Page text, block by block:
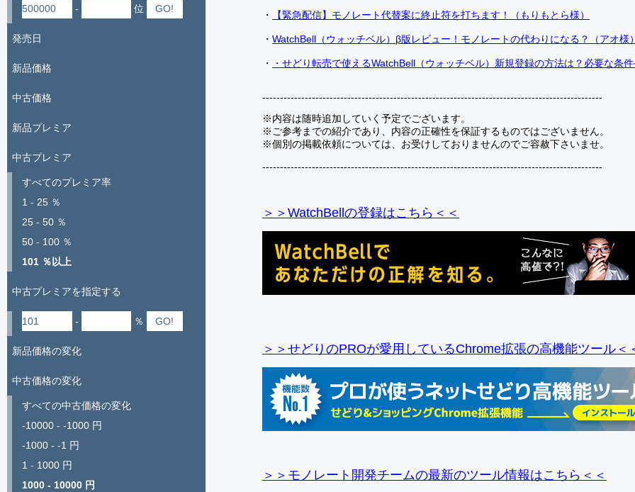
・
【緊急配信】モノレート代替案に終止符を打ちます！（もりもとら様）
・ WatchBell（ウォッチベル）β版レビュー！モノレートの代わりになる？（アオ様
・ ・せどり転売で使えるWatchBell（ウォッチベル）新規登録の方法は？必要な条
------------------------------------------------------------------------------------------------
※内容は随時追加していく予定でございます。
※ご参考までの紹介であり、内容の正確性を保証するものではございません。
※個別の掲載依頼については、お受けしておりませんのでご容赦下さいませ。
------------------------------------------------------------------------------------------------
＞＞WatchBellの登録はこちら＜＜
＞＞せどりのPROが愛用しているChrome拡張の高機能ツール＜
＞＞モノレート開発チームの最新のツール情報はこちら＜＜
- 位
発売日
新品価格
中古価格
新品プレミア
中古プレミア
すべてのプレミア率
1 - 25 ％
25 - 50 ％
50 - 100 ％
101 ％以上
中古プレミアを指定する
- ％
新品価格の変化
中古価格の変化
すべての中古価格の変化
-10000 - -1000 円
-1000 - -1 円
1 - 1000 円
1000 - 10000 円